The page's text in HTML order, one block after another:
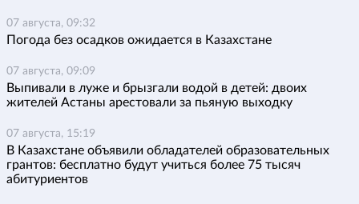
07 августа, 09:32
Погода без осадков ожидается в Казахстане
07 августа, 09:09
Выпивали в луже и брызгали водой в детей: двоих
жителей Астаны арестовали за пьяную выходку
07 августа, 15:19
В Казахстане объявили обладателей образовательных
грантов: бесплатно будут учиться более 75 тысяч
абитуриентов